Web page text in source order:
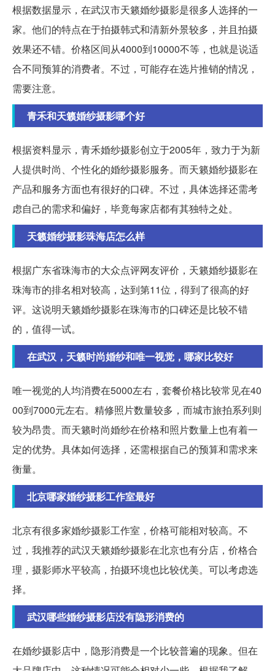
根据数据显示，在武汉市天籁婚纱摄影是很多人选择的一
家。他们的特点在于拍摄韩式和清新外景较多，并且拍摄
效果还不错。价格区间从4000到10000不等，也就是说适
合不同预算的消费者。不过，可能存在选片推销的情况，
需要注意。
青禾和天籁婚纱摄影哪个好
根据资料显示，青禾婚纱摄影创立于2005年，致力于为新
人提供时尚、个性化的婚纱摄影服务。而天籁婚纱摄影在
产品和服务方面也有很好的口碑。不过，具体选择还需考
虑自己的需求和偏好，毕竟每家店都有其独特之处。
天籁婚纱摄影珠海店怎么样
根据广东省珠海市的大众点评网友评价，天籁婚纱摄影在
珠海市的排名相对较高，达到第11位，得到了很高的好
评。这说明天籁婚纱摄影在珠海市的口碑还是比较不错
的，值得一试。
在武汉，天籁时尚婚纱和唯一视觉，哪家比较好
唯一视觉的人均消费在5000左右，套餐价格比较常见在40
00到7000元左右。精修照片数量较多，而城市旅拍系列则
较为昂贵。而天籁时尚婚纱在价格和照片数量上也有着一
定的优势。具体如何选择，还需根据自己的预算和需求来
衡量。
北京哪家婚纱摄影工作室最好
北京有很多家婚纱摄影工作室，价格可能相对较高。不
过，我推荐的武汉天籁婚纱摄影在北京也有分店，价格合
理，摄影师水平较高，拍摄环境也比较优美。可以考虑选
择。
武汉哪些婚纱摄影店没有隐形消费的
在婚纱摄影店中，隐形消费是一个比较普遍的现象。但在